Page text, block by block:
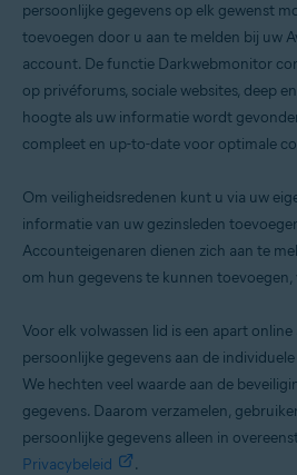
persoonlijke gegevens op elk gewenst
toevoegen door u aan te melden bij uw
account. De functie Darkwebmonitor
op privéforums, sociale websites, deep
hoogte als uw informatie wordt
compleet en up-to-date voor optimale
Om veiligheidsredenen kunt u via uw
informatie van uw gezinsleden
Accounteigenaren dienen zich aan te
om hun gegevens te kunnen
Voor elk volwassen lid is een apart
persoonlijke gegevens aan de
We hechten veel waarde aan de
gegevens. Daarom verzamelen,
persoonlijke gegevens alleen in
Privacybeleid
.